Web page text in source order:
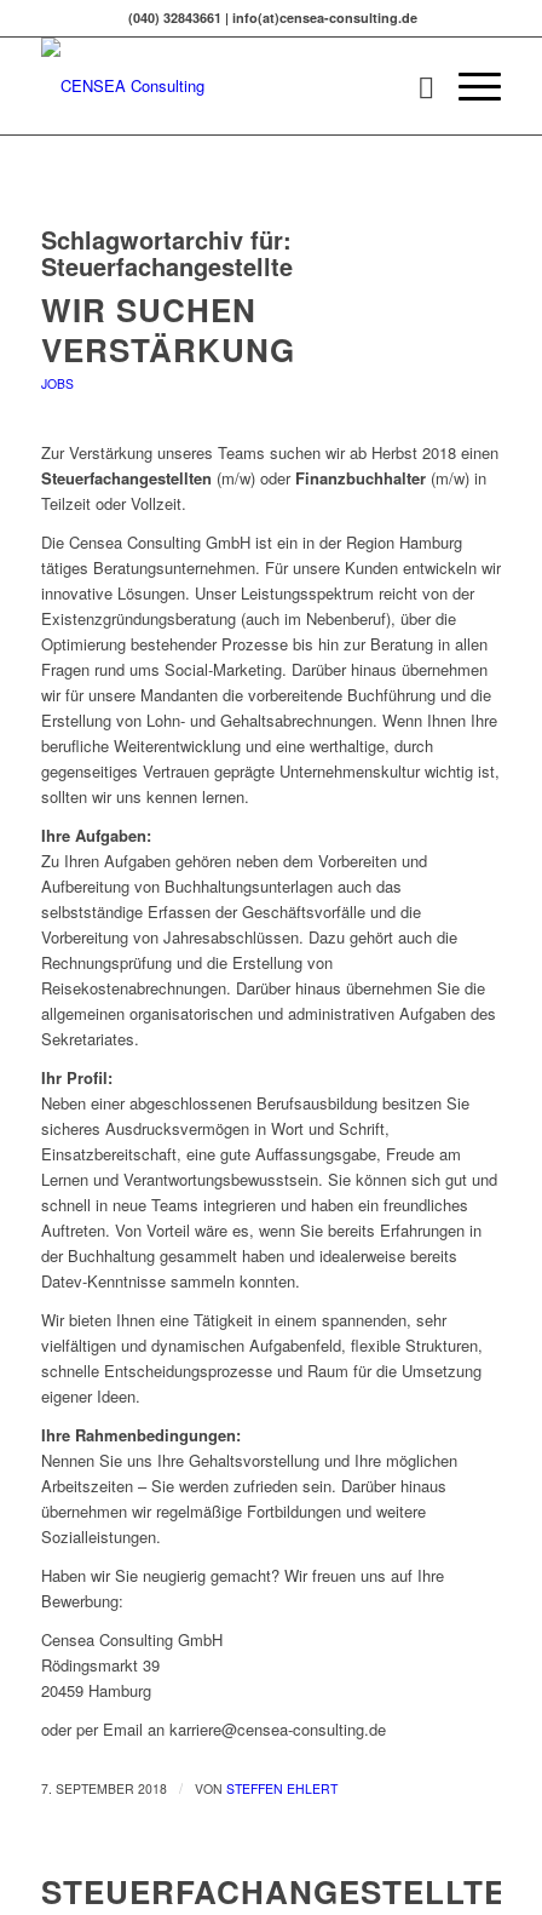
(040) 32843661 | info(at)censea-consulting.de
Schlagwortarchiv für:
Steuerfachangestellte
WIR SUCHEN
VERSTÄRKUNG
JOBS
Zur Verstärkung unseres Teams suchen wir ab Herbst 2018 einen
Steuerfachangestellten (m/w) oder Finanzbuchhalter(m/w) in
Teilzeit oder Vollzeit.
Die Censea Consulting GmbH ist ein in der Region Hamburg
tätiges Beratungsunternehmen. Für unsere Kunden entwickeln wir
innovative Lösungen. Unser Leistungsspektrum reicht von der
Existenzgründungsberatung (auch im Nebenberuf), über die
Optimierung bestehender Prozesse bis hin zur Beratung in allen
Fragen rund ums Social-Marketing. Darüber hinaus übernehmen
wir für unsere Mandanten die vorbereitende Buchführung und die
Erstellung von Lohn- und Gehaltsabrechnungen. Wenn Ihnen Ihre
berufliche Weiterentwicklung und eine werthaltige, durch
gegenseitiges Vertrauen geprägte Unternehmenskultur wichtig ist,
sollten wir uns kennen lernen.
Ihre Aufgaben:
Zu Ihren Aufgaben gehören neben dem Vorbereiten und
Aufbereitung von Buchhaltungsunterlagen auch das
selbstständige Erfassen der Geschäftsvorfälle und die
Vorbereitung von Jahresabschlüssen. Dazu gehört auch die
Rechnungsprüfung und die Erstellung von
Reisekostenabrechnungen. Darüber hinaus übernehmen Sie die
allgemeinen organisatorischen und administrativen Aufgaben des
Sekretariates.
Ihr Profil:
Neben einer abgeschlossenen Berufsausbildung besitzen Sie
sicheres Ausdrucksvermögen in Wort und Schrift,
Einsatzbereitschaft, eine gute Auffassungsgabe, Freude am
Lernen und Verantwortungsbewusstsein. Sie können sich gut und
schnell in neue Teams integrieren und haben ein freundliches
Auftreten. Von Vorteil wäre es, wenn Sie bereits Erfahrungen in
der Buchhaltung gesammelt haben und idealerweise bereits
Datev-Kenntnisse sammeln konnten.
Wir bieten Ihnen eine Tätigkeit in einem spannenden, sehr
vielfältigen und dynamischen Aufgabenfeld, flexible Strukturen,
schnelle Entscheidungsprozesse und Raum für die Umsetzung
eigener Ideen.
Ihre Rahmenbedingungen:
Nennen Sie uns Ihre Gehaltsvorstellung und Ihre möglichen
Arbeitszeiten – Sie werden zufrieden sein. Darüber hinaus
übernehmen wir regelmäßige Fortbildungen und weitere
Sozialleistungen.
Haben wir Sie neugierig gemacht? Wir freuen uns auf Ihre
Bewerbung:
Censea Consulting GmbH
Rödingsmarkt 39
20459 Hamburg
oder per Email an karriere@censea-consulting.de
7. SEPTEMBER 2018 / VON STEFFEN EHLERT
STEUERFACHANGESTELLTEN